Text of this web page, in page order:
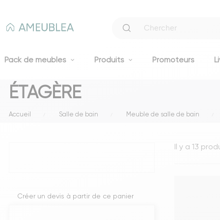
Pack de meubles Produits
Canapés fixes 2 et 3 places
Canapés convertibles
Literie
Promoteurs
ÉTAGÈRE
Accueil Salle de bain Meuble de salle de bain
Créer un devis à partir de ce panier
Il y a 13